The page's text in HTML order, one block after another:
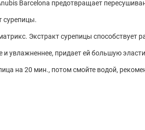
Barcelona предотвращает
сурепицы.
Экстракт сурепицы способствует
увлажненнее, придает ей большую
на 20 мин., потом смойте водой,